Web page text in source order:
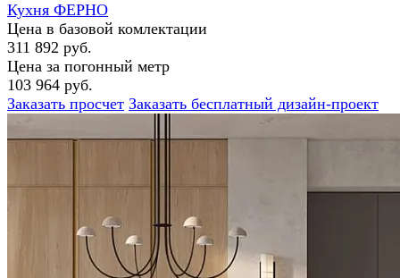
Кухня ФЕРНО
Цена в базовой комлектации
311 892 руб.
Цена за погонный метр
103 964 руб.
Заказать просчет Заказать бесплатный дизайн-проект